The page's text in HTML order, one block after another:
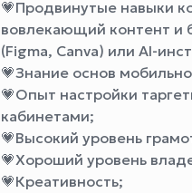
💗Продвинутые навыки
вовлекающий контент и
(Figma, Canva) или AI-
💗Знание основ
💗Опыт настройки
кабинетами;
💗Высокий уровень
💗Хороший уровень
💗Креативность;